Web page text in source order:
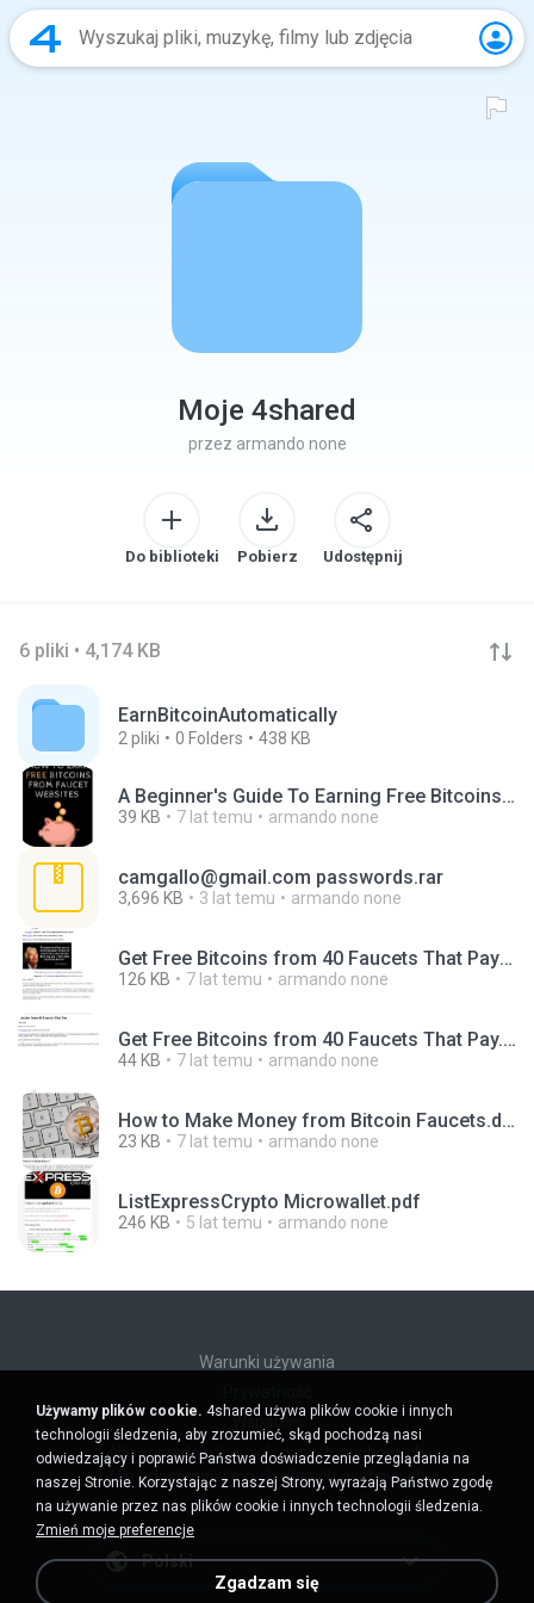
Moje 4shared
przez armando none
Do biblioteki Pobierz Udostępnij
6 pliki • 4,174 KB
EarnBitcoinAutomatically
2 pliki 0 Folders 438 KB
A Beginner's Guide To Earning Free Bitcoins Online From Faucets.docx
39 KB 7 lat temu armando none
camgallo@gmail.com passwords.rar
3,696 KB 3 lat temu armando none
Get Free Bitcoins from 40 Faucets That Pay2.docx
126 KB 7 lat temu armando none
Get Free Bitcoins from 40 Faucets That Pay.docx
44 KB 7 lat temu armando none
How to Make Money from Bitcoin Faucets.docx
23 KB 7 lat temu armando none
ListExpressCrypto Microwallet.pdf
246 KB 5 lat temu armando none
Warunki używania
Wsparcie
Nie sprzedawaj moich danych osobowych
Nie udostępniaj moich danych osobowych
Polski
Używamy plików cookie. 4shared używa plików cookie i innych
technologii śledzenia, aby zrozumieć, skąd pochodzą nasi
odwiedzający i poprawić Państwa doświadczenie przeglądania na
naszej Stronie. Korzystając z naszej Strony, wyrażają Państwo zgodę
na używanie przez nas plików cookie i innych technologii śledzenia.
Zmień moje preferencje
Zgadzam się